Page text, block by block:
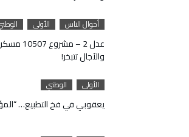
أحوال الناس الأولى
عدل 2 –
والآجال تتبخر!
الأولى الوطني
يعقوبي في فخ التطبيع…